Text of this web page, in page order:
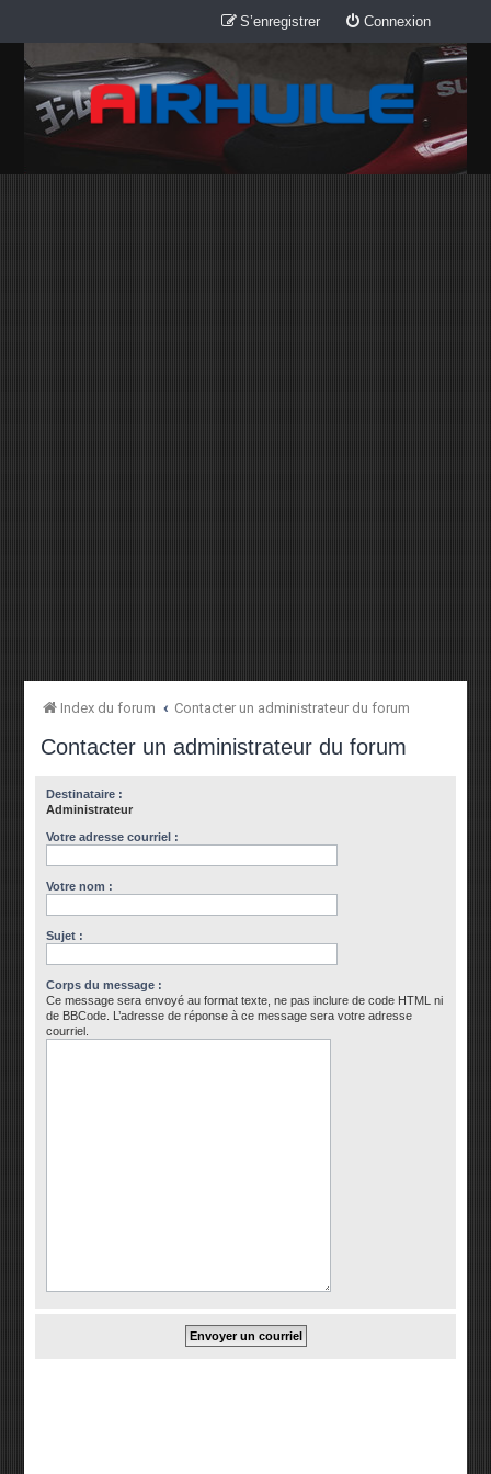
Connexion
S’enregistrer
Index du forum Contacter un administrateur du forum
Contacter un administrateur du forum
Destinataire :
Administrateur
Votre adresse courriel :
Votre nom :
Sujet :
Corps du message :
Ce message sera envoyé au format texte, ne pas inclure de code HTML ni
de BBCode. L’adresse de réponse à ce message sera votre adresse
courriel.